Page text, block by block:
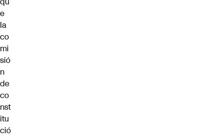
e
la
co
mi
sió
n
de
co
nst
itu
ció